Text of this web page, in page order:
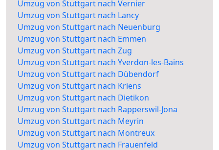
Umzug von Stuttgart nach Vernier
Umzug von Stuttgart nach Lancy
Umzug von Stuttgart nach Neuenburg
Umzug von Stuttgart nach Emmen
Umzug von Stuttgart nach Zug
Umzug von Stuttgart nach Yverdon-les-Bains
Umzug von Stuttgart nach Dübendorf
Umzug von Stuttgart nach Kriens
Umzug von Stuttgart nach Dietikon
Umzug von Stuttgart nach Rapperswil-Jona
Umzug von Stuttgart nach Meyrin
Umzug von Stuttgart nach Montreux
Umzug von Stuttgart nach Frauenfeld